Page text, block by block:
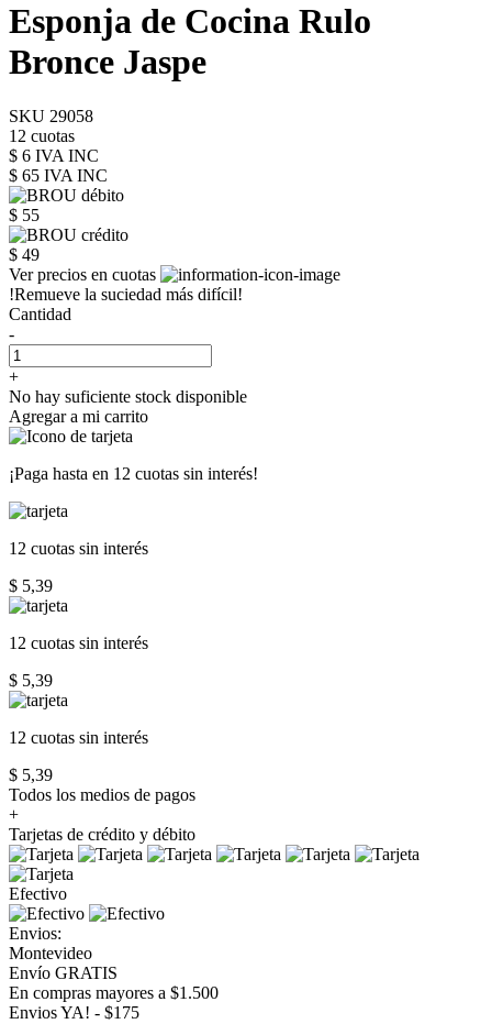
Esponja de Cocina Rulo
Bronce Jaspe
SKU 29058
12 cuotas
$ 6 IVA INC
$ 65 IVA INC
$ 55
$ 49
Ver precios en cuotas
!Remueve la suciedad más difícil!
Cantidad
-
+
No hay suficiente stock disponible
Agregar a mi carrito
¡Paga hasta en 12 cuotas sin interés!
12 cuotas sin interés
$ 5,39
12 cuotas sin interés
$ 5,39
12 cuotas sin interés
$ 5,39
Todos los medios de pagos
+
Tarjetas de crédito y débito
Efectivo
Envios:
Montevideo
Envío GRATIS
En compras mayores a $1.500
Envios YA! - $175